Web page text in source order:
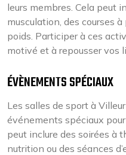
leurs membres. Cela peut
musculation, des courses
poids. Participer à ces
motivé et à repousser vos
ÉVÈNEMENTS SPÉCIAUX
Les salles de sport à
événements spéciaux
peut inclure des soirées à
nutrition ou des séances